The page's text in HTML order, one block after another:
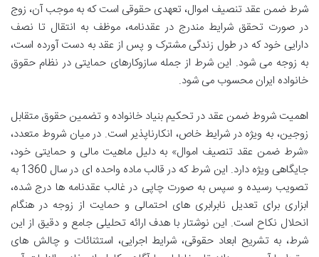
شرط ضمن عقد تنصیف اموال، تعهدی حقوقی است که به موجب آن، زوج
در صورت تحقق شرایط مندرج در عقدنامه، موظف به انتقال تا نصف
دارایی خود که در طول زندگی مشترک و پس از عقد به دست آورده است،
به زوجه می شود. این شرط از جمله سازوکارهای حمایتی در نظام حقوق
خانواده ایران محسوب می شود.
اهمیت شروط ضمن عقد در تحکیم بنیاد خانواده و تضمین حقوق متقابل
زوجین، به ویژه در شرایط خاص، انکارناپذیر است. در میان شروط متعدد،
«شرط ضمن عقد تنصیف اموال» به دلیل ماهیت مالی و حمایتی خود،
جایگاهی ویژه دارد. این شرط که در قالب ماده واحده ای در سال 1360 به
تصویب رسیده و سپس به صورت چاپی در غالب عقدنامه ها درج شده،
ابزاری برای تعدیل نابرابری های احتمالی و حمایت از زوجه در هنگام
انحلال نکاح است. این نوشتار با هدف ارائه تحلیلی جامع و دقیق از این
شرط، به تشریح ابعاد حقوقی، شرایط اجرایی، استثنائات و چالش های